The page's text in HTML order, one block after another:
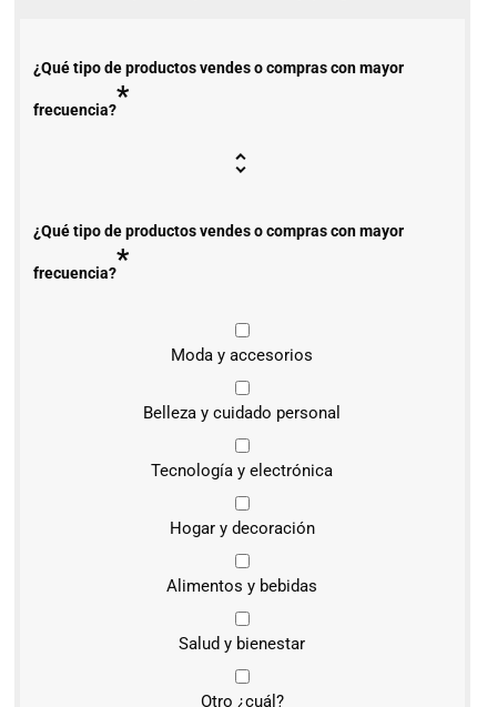
¿Qué tipo de productos vendes o compras con mayor
frecuencia?*
¿Qué tipo de productos vendes o compras con mayor
frecuencia?*
Moda y accesorios
Belleza y cuidado personal
Tecnología y electrónica
Hogar y decoración
Alimentos y bebidas
Salud y bienestar
Otro ¿cuál?